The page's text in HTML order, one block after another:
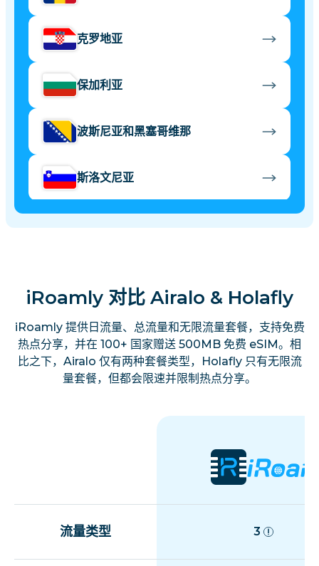
克罗地亚
保加利亚
波斯尼亚和黑塞哥维那
斯洛文尼亚
iRoamly 对比 Airalo & Holafly
iRoamly 提供日流量、总流量和无限流量套餐，支持免费
热点分享，并在 100+ 国家赠送 500MB 免费 eSIM。相
比之下，Airalo 仅有两种套餐类型，Holafly 只有无限流
量套餐，但都会限速并限制热点分享。
流量类型 3